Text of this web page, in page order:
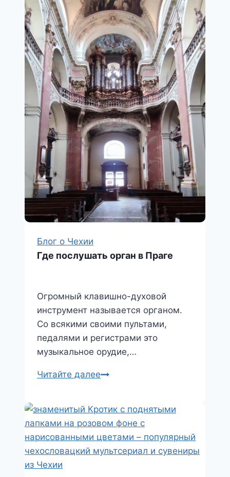
Блог о Чехии
Где послушать орган в Праге
Огромный клавишно-духовой
инструмент называется органом.
Со всякими своими пультами,
педалями и регистрами это
музыкальное орудие,…
Читайте далееГде
в
Праге